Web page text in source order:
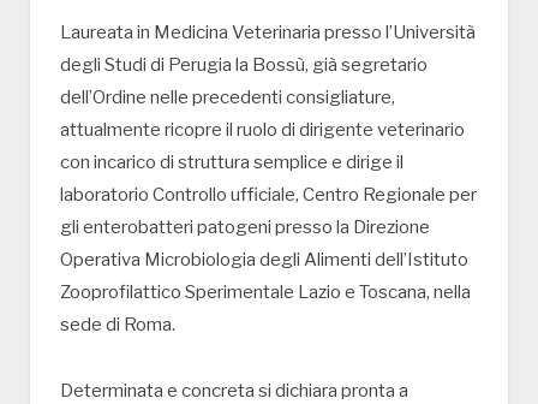
Laureata in Medicina Veterinaria presso l’Università
degli Studi di Perugia la Bossù, già segretario
dell’Ordine nelle precedenti consigliature,
attualmente ricopre il ruolo di dirigente veterinario
con incarico di struttura semplice e dirige il
laboratorio Controllo ufficiale, Centro Regionale per
gli enterobatteri patogeni presso la Direzione
Operativa Microbiologia degli Alimenti dell’Istituto
Zooprofilattico Sperimentale Lazio e Toscana, nella
sede di Roma.
Determinata e concreta si dichiara pronta a